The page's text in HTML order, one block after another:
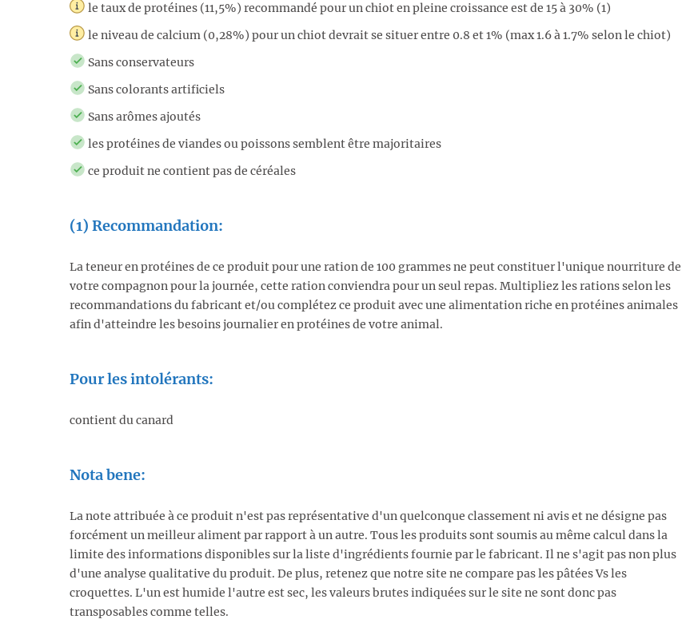
le taux de protéines (11,5%) recommandé pour un chiot en pleine croissance est de 15 à 30% (1)
le niveau de calcium (0,28%) pour un chiot devrait se situer entre 0.8 et 1% (max 1.6 à 1.7% selon le chiot)
Sans conservateurs
Sans colorants artificiels
Sans arômes ajoutés
les protéines de viandes ou poissons semblent être majoritaires
ce produit ne contient pas de céréales
(1) Recommandation:
La teneur en protéines de ce produit pour une ration de 100 grammes ne peut constituer l'unique nourriture de
votre compagnon pour la journée, cette ration conviendra pour un seul repas. Multipliez les rations selon les
recommandations du fabricant et/ou complétez ce produit avec une alimentation riche en protéines animales
afin d'atteindre les besoins journalier en protéines de votre animal.
Pour les intolérants:
contient du canard
Nota bene:
La note attribuée à ce produit n'est pas représentative d'un quelconque classement ni avis et ne désigne pas
forcément un meilleur aliment par rapport à un autre. Tous les produits sont soumis au même calcul dans la
limite des informations disponibles sur la liste d'ingrédients fournie par le fabricant. Il ne s'agit pas non plus
d'une analyse qualitative du produit. De plus, retenez que notre site ne compare pas les pâtées Vs les
croquettes. L'un est humide l'autre est sec, les valeurs brutes indiquées sur le site ne sont donc pas
transposables comme telles.